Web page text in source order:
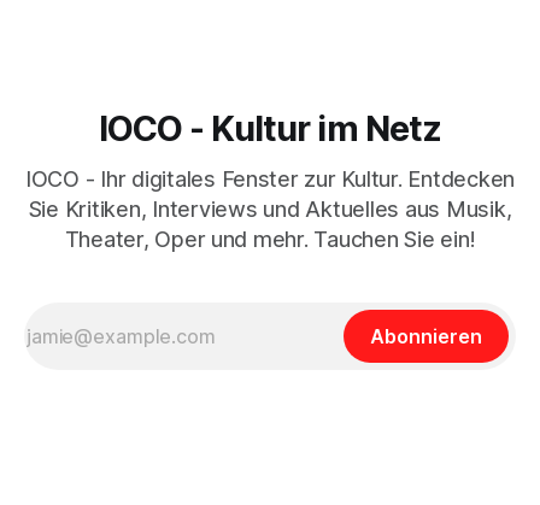
IOCO - Kultur im Netz
IOCO - Ihr digitales Fenster zur Kultur. Entdecken
Sie Kritiken, Interviews und Aktuelles aus Musik,
Theater, Oper und mehr. Tauchen Sie ein!
Abonnieren